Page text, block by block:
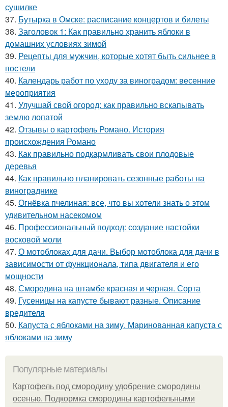
сушилке
37. Бутырка в Омске: расписание концертов и билеты
38. Заголовок 1: Как правильно хранить яблоки в
домашних условиях зимой
39. Рецепты для мужчин, которые хотят быть сильнее в
постели
40. Календарь работ по уходу за виноградом: весенние
мероприятия
41. Улучшай свой огород: как правильно вскапывать
землю лопатой
42. Отзывы о картофель Романо. История
происхождения Романо
43. Как правильно подкармливать свои плодовые
деревья
44. Как правильно планировать сезонные работы на
винограднике
45. Огнёвка пчелиная: все, что вы хотели знать о этом
удивительном насекомом
46. Профессиональный подход: создание настойки
восковой моли
47. О мотоблоках для дачи. Выбор мотоблока для дачи в
зависимости от функционала, типа двигателя и его
мощности
48. Смородина на штамбе красная и черная. Сорта
49. Гусеницы на капусте бывают разные. Описание
вредителя
50. Капуста с яблоками на зиму. Маринованная капуста с
яблоками на зиму
Популярные материалы
Картофель под смородину удобрение смородины
осенью. Подкормка смородины картофельными